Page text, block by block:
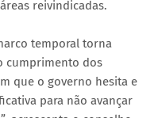
reivindicadas.
temporal torna
cumprimento dos
que o governo hesita e
para não avançar